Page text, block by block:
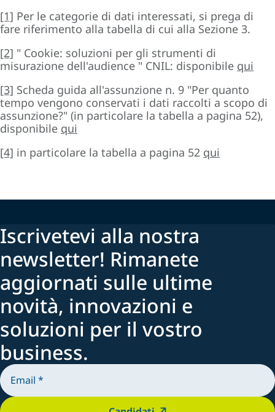
[1] Per le categorie di dati interessati, si prega di
fare riferimento alla tabella di cui alla Sezione 3.
[2] " Cookie: soluzioni per gli strumenti di
misurazione dell'audience " CNIL: disponibile qui
[3] Scheda guida all'assunzione n. 9 "Per quanto
tempo vengono conservati i dati raccolti a scopo di
assunzione?" (in particolare la tabella a pagina 52),
disponibile qui
[4] in particolare la tabella a pagina 52 qui
Iscrivetevi alla nostra
newsletter! Rimanete
aggiornati sulle ultime
novità, innovazioni e
soluzioni per il vostro
business.